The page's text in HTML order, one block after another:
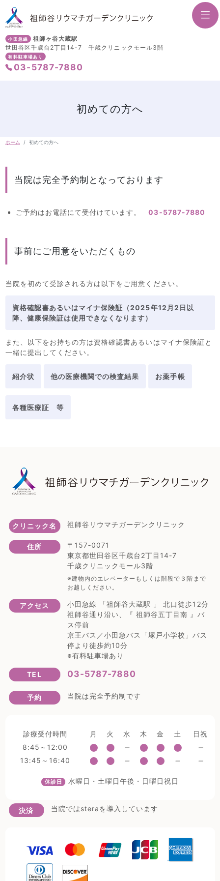
小田急線
祖師ヶ谷大蔵駅
世田谷区千歳台2丁目14-7 千歳クリニックモール3階
有料駐車場あり
03-5787-7880
初めての方へ
ホーム 初めての方へ
当院は完全予約制となっております
ご予約はお電話にて受付けています。03-5787-7880
事前にご用意をいただくもの
当院を初めて受診される方は以下をご用意ください。
資格確認書あるいはマイナ保険証（2025年12月2日以
降、健康保険証は使用できなくなります）
また、以下をお持ちの方は資格確認書あるいはマイナ保険証と
一緒に提出してください。
紹介状 他の医療機関での検査結果 お薬手帳
各種医療証 等
クリニック名 祖師谷リウマチガーデンクリニック
住所
〒157-0071
東京都世田谷区千歳台2丁目14-7
千歳クリニックモール3階
※建物内のエレベーターもしくは階段で３階まで
お越しください。
アクセス
小田急線 「祖師谷大蔵駅 」 北口徒歩12分
祖師谷通り沿い、『 祖師谷五丁目南 』バ
ス停前
京王バス／小田急バス「塚戸小学校」バス
停より徒歩約10分
※有料駐車場あり
TEL 03-5787-7880
予約 当院は完全予約制です
休診日 水曜日・土曜日午後・日曜日祝日
診療受付時間 月 火 水 木 金 土
日祝
8:45～12:00
13:45～16:40
決済 当院ではsteraを導入しています